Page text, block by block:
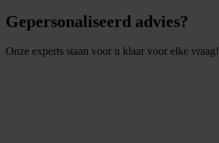
Gepersonaliseerd advies?
Onze experts staan voor u klaar voor elke vraag!